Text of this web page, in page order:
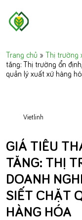
Trang chủ » Thị trường
tăng: Thị trường ổn
quản lý xuất xứ hàng
Vietlinh
GIÁ TIÊU
TĂNG: THỊ
DOANH
SIẾT CHẶT
HÀNG HÓA